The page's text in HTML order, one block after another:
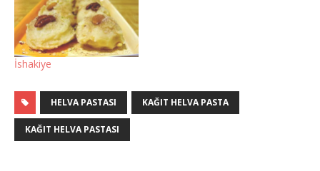
İshakiye
HELVA PASTASI KAĞIT HELVA PASTA
KAĞIT HELVA PASTASI